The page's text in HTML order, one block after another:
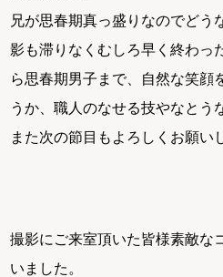
兄が思春期真っ盛りなのでどう
影も滞りなくむしろ早く終わっ
ら思春期男子まで、自然な笑顔
うか、職人のなせる技やなとう
また次の節目もよろしくお願い
撮影にご来室頂いた皆様素敵な
いました。